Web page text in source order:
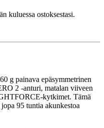
kuluessa ostoksestasi.
g painava epäsymmetrinen
2 -anturi, matalan viiveen
kytkimet. Tämä
95 tuntia akunkestoa